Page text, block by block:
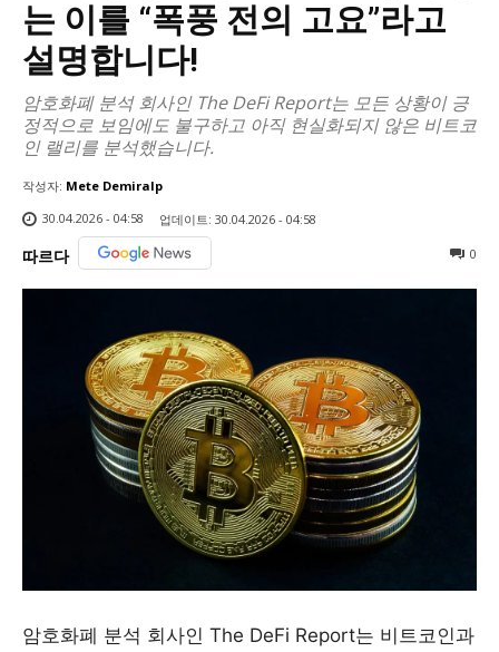
는 이를 “폭풍 전의 고요”라고
설명합니다!
암호화폐 분석 회사인 The DeFi Report는 모든 상황이 긍
정적으로 보임에도 불구하고 아직 현실화되지 않은 비트코
인 랠리를 분석했습니다.
작성자: Mete Demiralp
30.04.2026 - 04:58
업데이트: 30.04.2026 - 04:58
따르다 0
암호화폐 분석 회사인 The DeFi Report는 비트코인과